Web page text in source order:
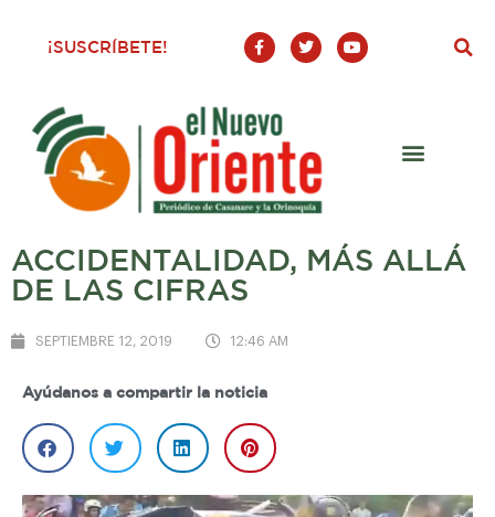
¡SUSCRÍBETE!
F
a
c
o
o
-
T
w
i
Y
o
u
ACCIDENTALIDAD, MÁS ALLÁ
DE LAS CIFRAS
SEPTIEMBRE 12, 2019 12:46 AM
Ayúdanos a compartir la noticia